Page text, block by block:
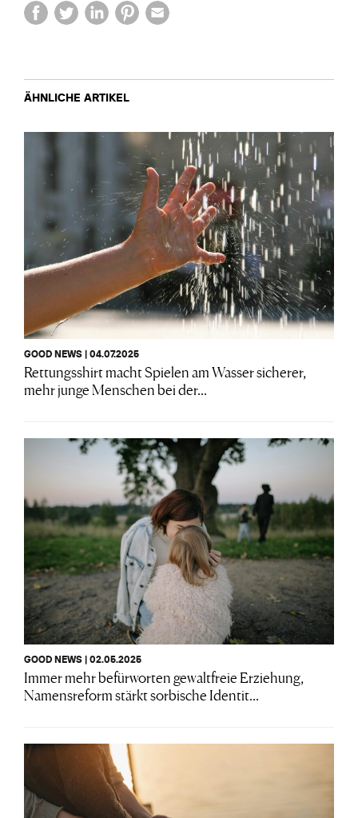
ÄHNLICHE ARTIKEL
GOOD NEWS | 04.07.2025
Rettungsshirt macht Spielen am Wasser sicherer,
mehr junge Menschen bei der...
GOOD NEWS | 02.05.2025
Immer mehr befürworten gewaltfreie Erziehung,
Namensreform stärkt sorbische Identit...